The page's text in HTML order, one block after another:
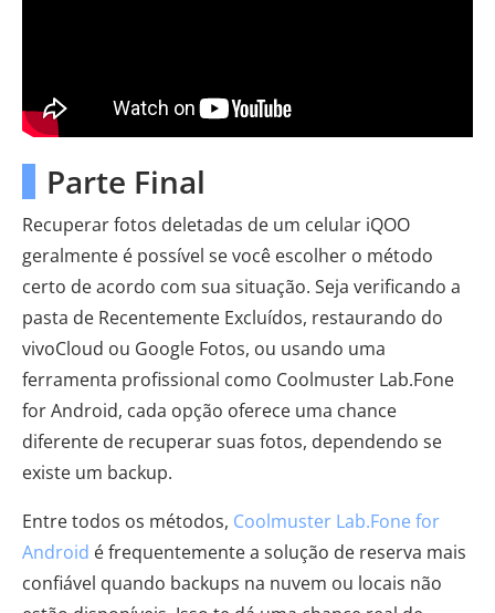
Parte Final
Recuperar fotos deletadas de um celular iQOO
geralmente é possível se você escolher o método
certo de acordo com sua situação. Seja verificando a
pasta de Recentemente Excluídos, restaurando do
vivoCloud ou Google Fotos, ou usando uma
ferramenta profissional como Coolmuster Lab.Fone
for Android, cada opção oferece uma chance
diferente de recuperar suas fotos, dependendo se
existe um backup.
Entre todos os métodos, Coolmuster Lab.Fone for
Android é frequentemente a solução de reserva mais
confiável quando backups na nuvem ou locais não